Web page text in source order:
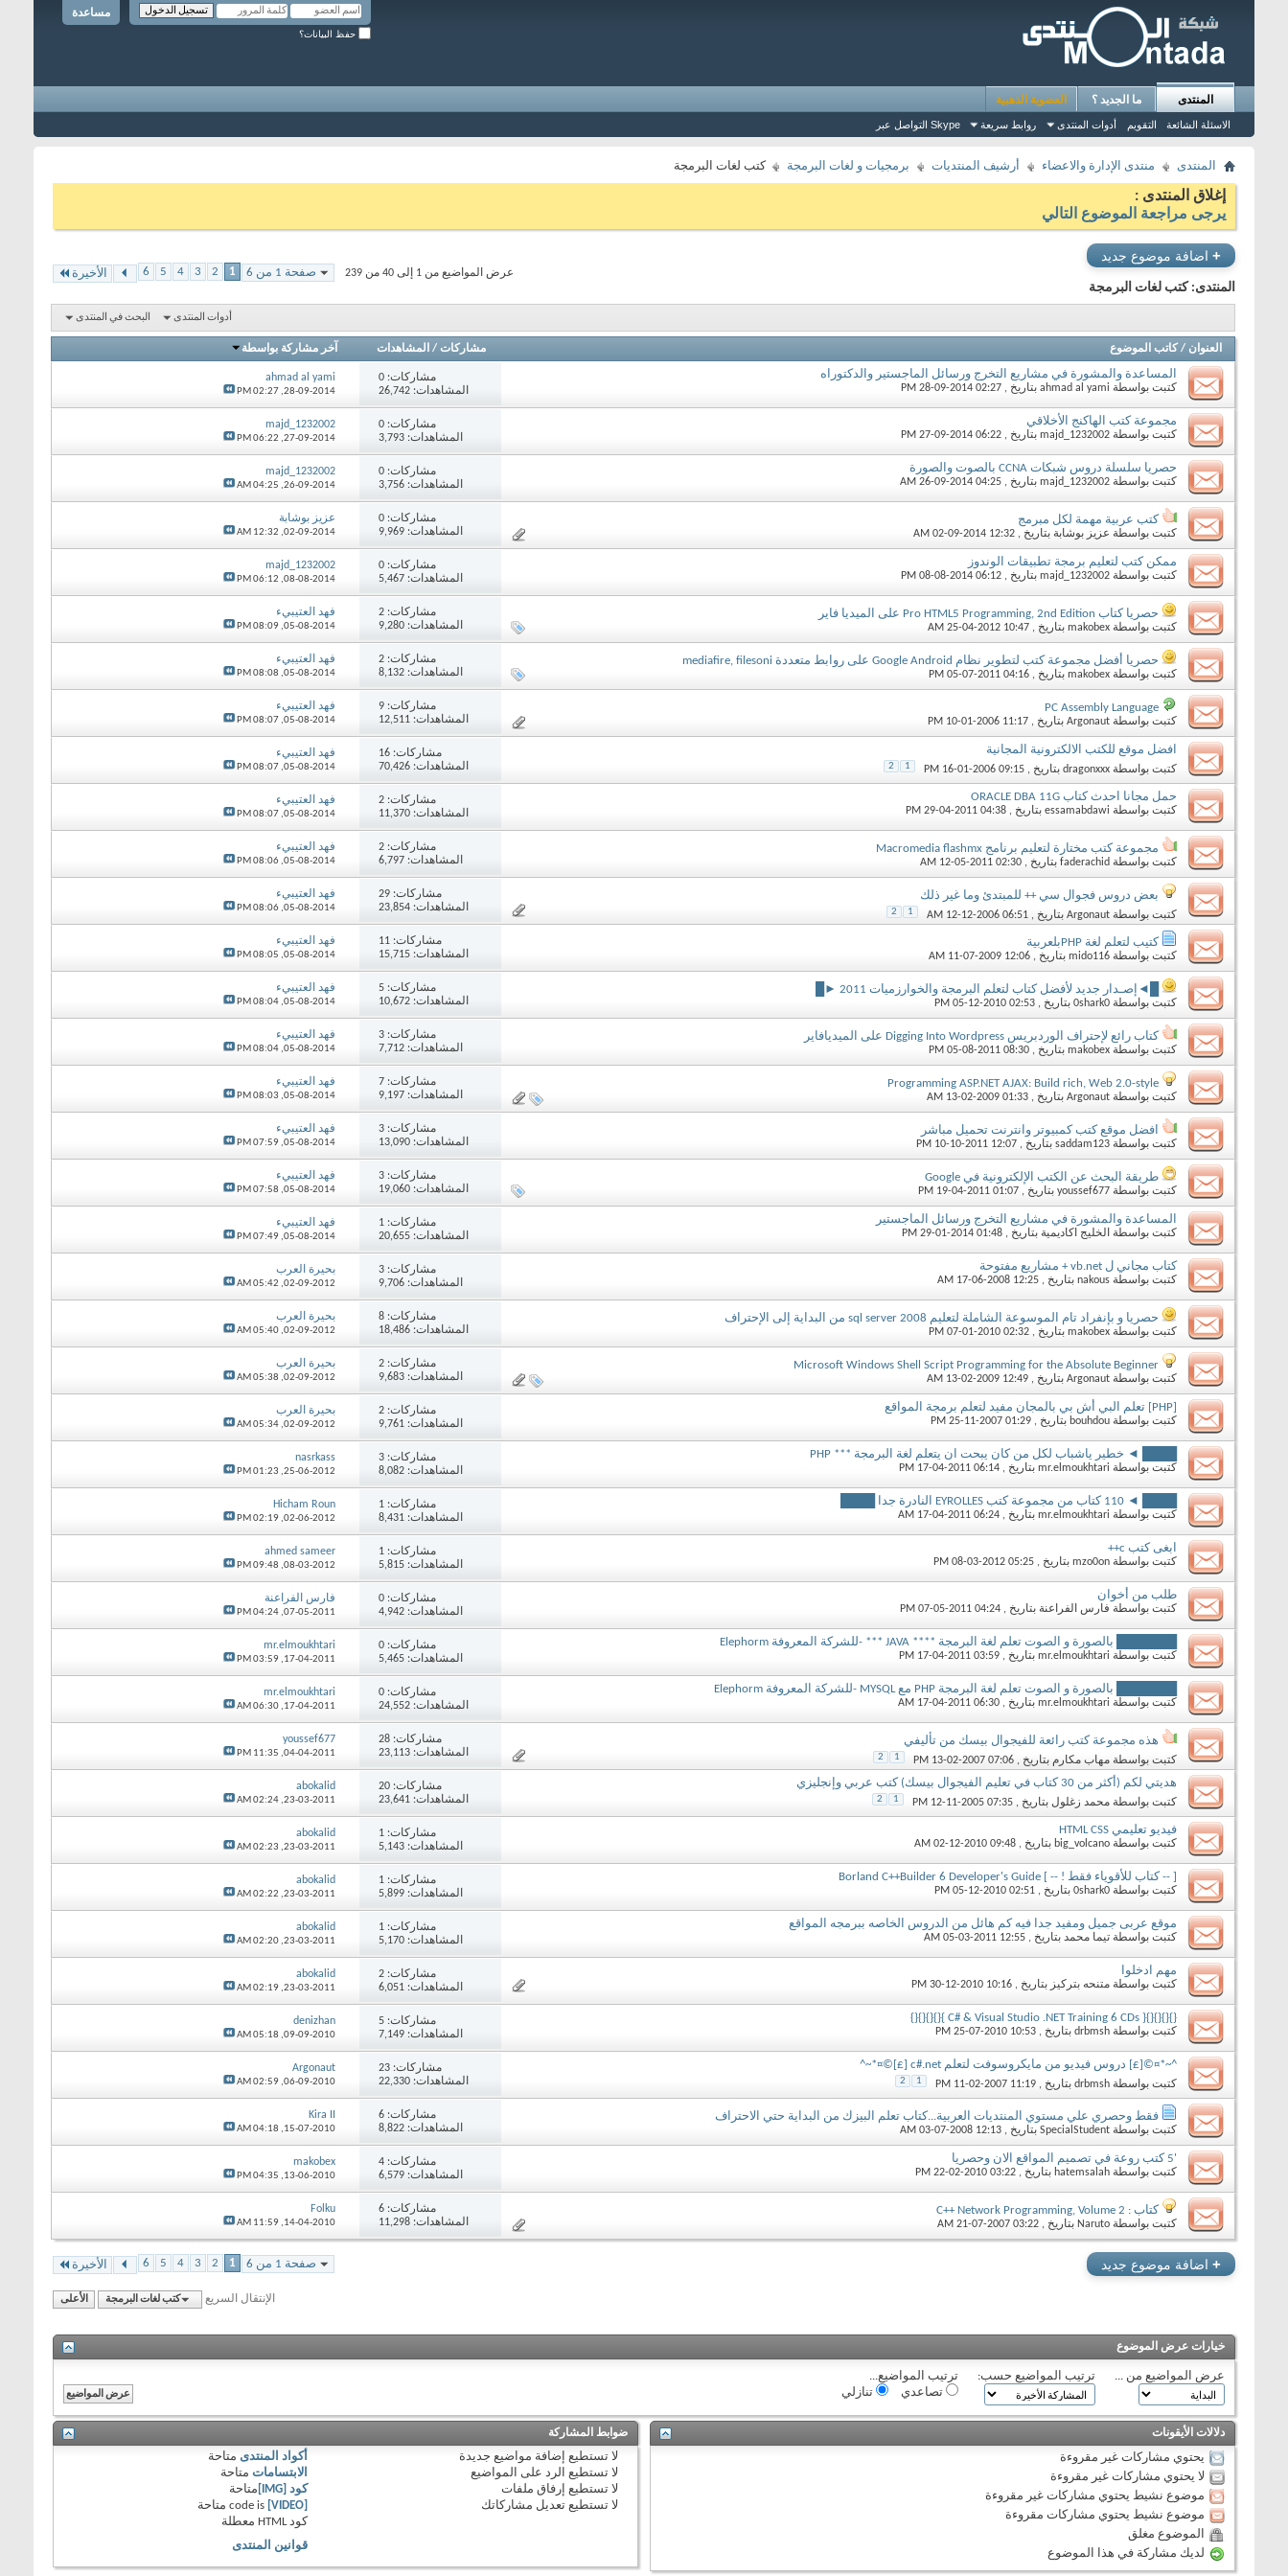
مساعدة
حفظ البيانات؟
المنتدى
الاسئلة الشائعة التقويم أدوات المنتدى روابط سريعة التواصل عبر Skype
ما الجديد ؟ العضوية الذهبية
المنتدى منتدى الإدارة والاعضاء أرشيف المنتديات برمجيات و لغات البرمجة كتب لغات البرمجة
إغلاق المنتدى :
يرجى مراجعة الموضوع التالي
+ اضافة موضوع جديد
صفحة 1 من 6 1
2
3
4
5
6 الأخيرة عرض المواضيع من 1 إلى 40 من 239
المنتدى: كتب لغات البرمجة
أدوات المنتدى البحث في المنتدى
العنوان / كاتب الموضوع مشاركات / المشاهدات آخر مشاركة بواسطة
المساعدة والمشورة في مشاريع التخرج ورسائل الماجستير والدكتوراه
كتبت بواسطة ahmad al yami بتاريخ ‏, 28-09-2014 02:27 PM
مشاركات:0
المشاهدات: 26,742
ahmad al yami
28-09-2014,
02:27 PM
مجموعة كتب الهاكنج الأخلاقي
كتبت بواسطة majd_1232002 بتاريخ ‏, 27-09-2014 06:22 PM
مشاركات:0
المشاهدات: 3,793
majd_1232002
27-09-2014,
06:22 PM
حصريا سلسلة دروس شبكات CCNA بالصوت والصورة
كتبت بواسطة majd_1232002 بتاريخ ‏, 26-09-2014 04:25 AM
مشاركات:0
المشاهدات: 3,756
majd_1232002
26-09-2014,
04:25 AM
كتب عربية مهمة لكل مبرمج
كتبت بواسطة عزيز بوشابة بتاريخ ‏, 02-09-2014 12:32 AM
مشاركات:0
المشاهدات: 9,969
عزيز بوشابة
02-09-2014,
12:32 AM
ممكن كتب لتعليم برمجة تطبيقات الوندوز
كتبت بواسطة majd_1232002 بتاريخ ‏, 08-08-2014 06:12 PM
مشاركات:0
المشاهدات: 5,467
majd_1232002
08-08-2014,
06:12 PM
حصريا كتاب Pro HTML5 Programming, 2nd Edition على الميديا فاير
كتبت بواسطة makobex بتاريخ ‏, 25-04-2012 10:47 AM
مشاركات:2
المشاهدات: 9,280
فهد العتيبيء
05-08-2014,
08:09 PM
حصريا أفضل مجموعة كتب لتطوير نظام Google Android على روابط متعددة mediafire, filesoni
كتبت بواسطة makobex بتاريخ ‏, 05-07-2011 04:16 PM
مشاركات:2
المشاهدات: 8,132
فهد العتيبيء
05-08-2014,
08:08 PM
PC Assembly Language
كتبت بواسطة Argonaut بتاريخ ‏, 10-01-2006 11:17 PM
مشاركات:9
المشاهدات: 12,511
فهد العتيبيء
05-08-2014,
08:07 PM
افضل موقع للكتب الالكترونية المجانية
كتبت بواسطة dragonxxx بتاريخ ‏, 16-01-2006 09:15 PM 1
2
مشاركات:16
المشاهدات: 70,426
فهد العتيبيء
05-08-2014,
08:07 PM
حمل مجانا احدث كتاب ORACLE DBA 11G
كتبت بواسطة essamabdawi بتاريخ ‏, 29-04-2011 04:38 PM
مشاركات:2
المشاهدات: 11,370
فهد العتيبيء
05-08-2014,
08:07 PM
مجموعة كتب مختارة لتعليم برنامج Macromedia flashmx
كتبت بواسطة faderachid بتاريخ ‏, 12-05-2011 02:30 AM
مشاركات:2
المشاهدات: 6,797
فهد العتيبيء
05-08-2014,
08:06 PM
بعض دروس فجوال سي ++ للمبتدئ وما غير ذلك
كتبت بواسطة Argonaut بتاريخ ‏, 12-12-2006 06:51 AM 1
2
مشاركات:29
المشاهدات: 23,854
فهد العتيبيء
05-08-2014,
08:06 PM
كتيب لتعلم لغة PHPبلعربية
كتبت بواسطة mido116 بتاريخ ‏, 11-07-2009 12:06 AM
مشاركات:11
المشاهدات: 15,715
فهد العتيبيء
05-08-2014,
08:05 PM
█◄إصـدار جديد لأفضل كتاب لتعلم البرمجة والخوارزميات 2011 ►█
كتبت بواسطة 0shark0 بتاريخ ‏, 05-12-2010 02:53 PM
مشاركات:5
المشاهدات: 10,672
فهد العتيبيء
05-08-2014,
08:04 PM
كتاب رائع لإحتراف الوردبريس Digging Into Wordpress على الميديافاير
كتبت بواسطة makobex بتاريخ ‏, 05-08-2011 08:30 PM
مشاركات:3
المشاهدات: 7,712
فهد العتيبيء
05-08-2014,
08:04 PM
Programming ASP.NET AJAX: Build rich, Web 2.0-style
كتبت بواسطة Argonaut بتاريخ ‏, 13-02-2009 01:33 AM
مشاركات:7
المشاهدات: 9,197
فهد العتيبيء
05-08-2014,
08:03 PM
افضل موقع كتب كمبيوتر وانترنت تحميل مباشر
كتبت بواسطة saddam123 بتاريخ ‏, 10-10-2011 12:07 PM
مشاركات:3
المشاهدات: 13,090
فهد العتيبيء
05-08-2014,
07:59 PM
طريقة البحث عن الكتب الإلكترونية في Google
كتبت بواسطة youssef677 بتاريخ ‏, 19-04-2011 01:07 PM
مشاركات:3
المشاهدات: 19,060
فهد العتيبيء
05-08-2014,
07:58 PM
المساعدة والمشورة في مشاريع التخرج ورسائل الماجستير
كتبت بواسطة الخليج اكاديمية بتاريخ ‏, 29-01-2014 01:48 PM
مشاركات:1
المشاهدات: 20,655
فهد العتيبيء
05-08-2014,
07:49 PM
كتاب مجاني ل vb.net + مشاريع مفتوحة
كتبت بواسطة nakous بتاريخ ‏, 17-06-2008 12:25 AM
مشاركات:3
المشاهدات: 9,706
بحيرة العرب
02-09-2012,
05:42 AM
حصريا و بإنفراد تام الموسوعة الشاملة لتعليم sql server 2008 من البداية إلى الإحتراف
كتبت بواسطة makobex بتاريخ ‏, 07-01-2010 02:32 PM
مشاركات:8
المشاهدات: 18,486
بحيرة العرب
02-09-2012,
05:40 AM
Microsoft Windows Shell Script Programming for the Absolute Beginner
كتبت بواسطة Argonaut بتاريخ ‏, 13-02-2009 12:49 AM
مشاركات:2
المشاهدات: 9,683
بحيرة العرب
02-09-2012,
05:38 AM
[PHP] تعلم البي أش بي بالمجان مفيد لتعلم برمجة المواقع
كتبت بواسطة bouhdou بتاريخ ‏, 25-11-2007 01:29 PM
مشاركات:2
المشاهدات: 9,761
بحيرة العرب
02-09-2012,
05:34 AM
████ ◄ خطير ياشباب لكل من كان يبحت ان يتعلم لغة البرمجة *** PHP
كتبت بواسطة mr.elmoukhtari بتاريخ ‏, 17-04-2011 06:14 PM
مشاركات:3
المشاهدات: 8,082
nasrkass
25-06-2012,
01:23 PM
████ ◄ 110 كتاب من مجموعة كتب EYROLLES النادرة جدا ████
كتبت بواسطة mr.elmoukhtari بتاريخ ‏, 17-04-2011 06:24 AM
مشاركات:1
المشاهدات: 8,431
Hicham Roun
02-06-2012,
02:19 PM
ابغى كتب c++
كتبت بواسطة mzo0on بتاريخ ‏, 08-03-2012 05:25 PM
مشاركات:1
المشاهدات: 5,815
ahmed sameer
08-03-2012,
09:48 PM
طلب من أخوان
كتبت بواسطة فارس الفراعنة بتاريخ ‏, 07-05-2011 04:24 PM
مشاركات:0
المشاهدات: 4,942
فارس الفراعنة
07-05-2011,
04:24 PM
███████ بالصورة و الصوت تعلم لغة البرمجة **** JAVA *** -للشركة المعروفة Elephorm
كتبت بواسطة mr.elmoukhtari بتاريخ ‏, 17-04-2011 03:59 PM
مشاركات:0
المشاهدات: 5,465
mr.elmoukhtari
17-04-2011,
03:59 PM
███████ بالصورة و الصوت تعلم لغة البرمجة PHP مع MYSQL -للشركة المعروفة Elephorm
كتبت بواسطة mr.elmoukhtari بتاريخ ‏, 17-04-2011 06:30 AM
مشاركات:0
المشاهدات: 24,552
mr.elmoukhtari
17-04-2011,
06:30 AM
هذه مجموعة كتب رائعة للفيجوال بيسك من تأليفي
كتبت بواسطة مهاب مكارم بتاريخ ‏, 13-02-2007 07:06 PM 1
2
مشاركات:28
المشاهدات: 23,113
youssef677
04-04-2011,
11:35 PM
هديتي لكم (أكثر من 30 كتاب في تعليم الفيجوال بيسك) كتب عربي وإنجليزي
كتبت بواسطة محمد زغلول بتاريخ ‏, 12-11-2005 07:35 PM 1
2
مشاركات:20
المشاهدات: 23,641
abokalid
23-03-2011,
02:24 AM
فيديو تعليمي HTML CSS
كتبت بواسطة big_volcano بتاريخ ‏, 02-12-2010 09:48 AM
مشاركات:1
المشاهدات: 5,143
abokalid
23-03-2011,
02:23 AM
[ -- كتاب للأقوياء فقط ! -- ] Borland C++Builder 6 Developer's Guide
كتبت بواسطة 0shark0 بتاريخ ‏, 05-12-2010 02:51 PM
مشاركات:1
المشاهدات: 5,899
abokalid
23-03-2011,
02:22 AM
موقع عربى جميل ومفيد جدا فيه كم هائل من الدروس الخاصه ببرمجه المواقع
كتبت بواسطة تيما محمد بتاريخ ‏, 05-03-2011 12:55 AM
مشاركات:1
المشاهدات: 5,170
abokalid
23-03-2011,
02:20 AM
مهم ادخلوا
كتبت بواسطة متنحه بتركيز بتاريخ ‏, 30-12-2010 10:16 PM
مشاركات:2
المشاهدات: 6,051
abokalid
23-03-2011,
02:19 AM
{}{}{}{}{ C# & Visual Studio .NET Training 6 CDs }{}{}{}{}
كتبت بواسطة drbmsh بتاريخ ‏, 25-07-2010 10:53 PM
مشاركات:5
المشاهدات: 7,149
denizhan
09-09-2010,
05:18 AM
^~*¤©[£] دروس فيديو من مايكروسوفت لتعلم c#.net [£]©¤*~^
كتبت بواسطة drbmsh بتاريخ ‏, 11-02-2007 11:19 PM 1
2
مشاركات:23
المشاهدات: 22,330
Argonaut
06-09-2010,
02:59 AM
فقط وحصري علي مستوي المنتديات العربية...كتاب تعلم البيزك من البداية حتي الاحتراف
كتبت بواسطة SpecialStudent بتاريخ ‏, 03-07-2008 12:13 AM
مشاركات:6
المشاهدات: 8,822
Kira II
15-07-2010,
04:18 AM
'5 كتب روعة في تصميم المواقع الان وحصريا‏
كتبت بواسطة hatemsalah بتاريخ ‏, 22-02-2010 03:22 PM
مشاركات:4
المشاهدات: 6,579
makobex
13-06-2010,
04:35 PM
كتاب : C++ Network Programming, Volume 2
كتبت بواسطة Naruto بتاريخ ‏, 21-07-2007 03:22 AM
مشاركات:6
المشاهدات: 11,298
Folku
14-04-2010,
11:59 AM
+ اضافة موضوع جديد صفحة 1 من 6 1
2
3
4
5
6 الأخيرة
الإنتقال السريع كتب لغات البرمجة الأعلى
خيارات عرض الموضوع
عرض المواضيع من ... ترتيب المواضيع حسب:
ترتيب المواضيع...
تصاعدي
تنازلي
دلالات الأيقونات
يحتوي مشاركات غير مقروءة
لا يحتوي مشاركات غير مقروءة
موضوع نشيط يحتوي مشاركات غير مقروءة
موضوع نشيط يحتوي مشاركات مقروءة
الموضوع مغلق
لديك مشاركة في هذا الموضوع
ضوابط المشاركة
لا تستطيعإضافة مواضيع جديدة
لا تستطيعالرد على المواضيع
لا تستطيعإرفاق ملفات
لا تستطيعتعديل مشاركاتك
أكواد المنتدى متاحة
الابتسامات متاحة
كود [IMG]
متاحة
[VIDEO]
متاحة
كود HTML
معطلة
قوانين المنتدى